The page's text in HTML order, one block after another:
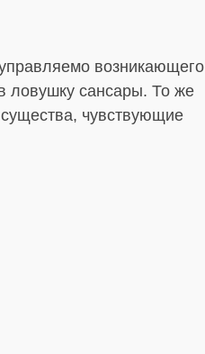
возникающего
ловушку сансары. То же
чувствующие